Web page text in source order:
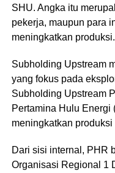
SHU. Angka itu
pekerja, maupun para
meningkatkan produksi.
Subholding Upstream
yang fokus pada
Subholding Upstream
Pertamina Hulu Energi
meningkatkan
Dari sisi internal, PHR
Organisasi Regional 1